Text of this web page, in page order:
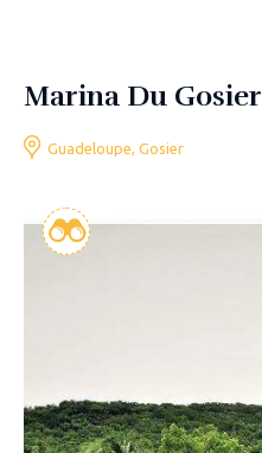
Marina Du Gosier
Guadeloupe, Gosier